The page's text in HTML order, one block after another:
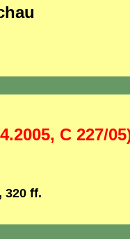
C 227/
320 ff.